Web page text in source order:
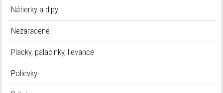
Nátierky a dipy
Nezaradené
Placky, palacinky, lievance
Polievky